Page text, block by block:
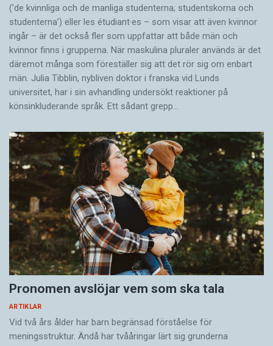
(’de kvinnliga och de manliga studenterna; studentskorna och
studenterna’) eller les étudiant·es – som visar att även kvinnor
ingår – är det också fler som uppfattar att både män och
kvinnor finns i grupperna. När maskulina pluraler används är det
där­emot många som föreställer sig att det rör sig om enbart
män. Julia Tibblin, nybliven doktor i franska vid Lunds
universitet, har i sin avhandling undersökt reaktioner på
könsinkluderande språk. Ett sådant grepp…
Pronomen avslöjar vem som ska tala
ARTIKLAR
Vid två års ålder har barn begränsad förståelse för
meningsstruktur. Ändå har tvååringar lärt sig grunderna